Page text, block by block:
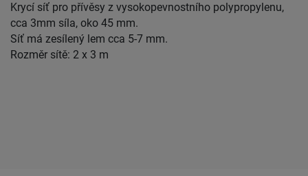
Krycí síť pro přívěsy z vysokopevnostního polypropylenu,
cca 3mm síla, oko 45 mm.
Síť má zesílený lem cca 5-7 mm.
Rozměr sítě: 2 x 3 m